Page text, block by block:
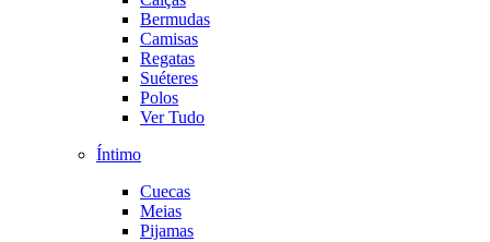
Bermudas
Camisas
Regatas
Suéteres
Polos
Ver Tudo
Íntimo
Cuecas
Meias
Pijamas